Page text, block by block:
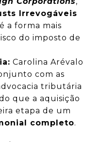
Irrevogáveis
a forma mais
do imposto de
Carolina Arévalo
com as
tributária
que a aquisição
etapa de um
completo.